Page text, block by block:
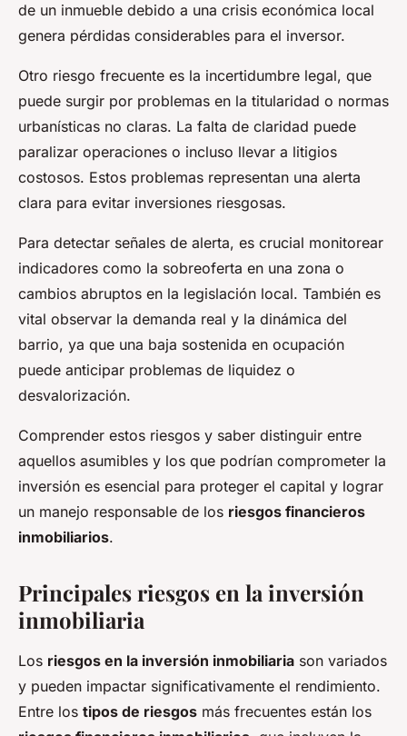
de un inmueble debido a una crisis económica local
genera pérdidas considerables para el inversor.
Otro riesgo frecuente es la incertidumbre legal, que
puede surgir por problemas en la titularidad o normas
urbanísticas no claras. La falta de claridad puede
paralizar operaciones o incluso llevar a litigios
costosos. Estos problemas representan una alerta
clara para evitar inversiones riesgosas.
Para detectar señales de alerta, es crucial monitorear
indicadores como la sobreoferta en una zona o
cambios abruptos en la legislación local. También es
vital observar la demanda real y la dinámica del
barrio, ya que una baja sostenida en ocupación
puede anticipar problemas de liquidez o
desvalorización.
Comprender estos riesgos y saber distinguir entre
aquellos asumibles y los que podrían comprometer la
inversión es esencial para proteger el capital y lograr
un manejo responsable de los riesgos financieros
inmobiliarios.
Principales riesgos en la inversión
inmobiliaria
Los riesgos en la inversión inmobiliaria son variados
y pueden impactar significativamente el rendimiento.
Entre los tipos de riesgos más frecuentes están los